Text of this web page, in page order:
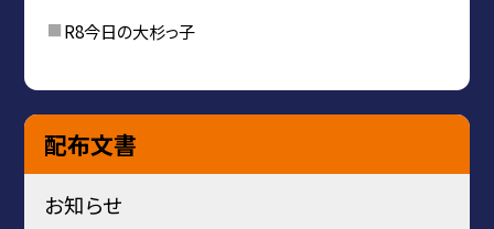
R8今日の大杉っ子
配布文書
お知らせ